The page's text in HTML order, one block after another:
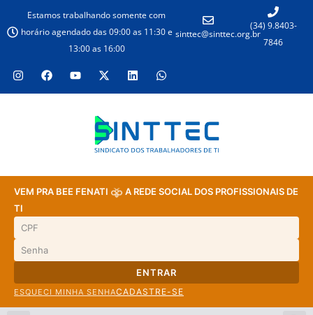
Estamos trabalhando somente com
horário agendado das 09:00 as 11:30 e
13:00 as 16:00
sinttec@sinttec.org.br
(34) 9.8403-
7846
VEM PRA BEE FENATI
A REDE SOCIAL DOS PROFISSIONAIS DE
TI
ENTRAR
ESQUECI MINHA SENHACADASTRE-SE